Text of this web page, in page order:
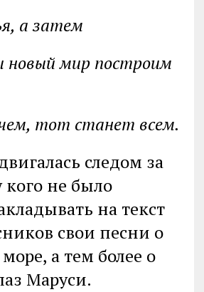
а затем
мир построим
тот станет всем.
следом за
не было
на текст
свои песни о
а тем более о
Маруси.